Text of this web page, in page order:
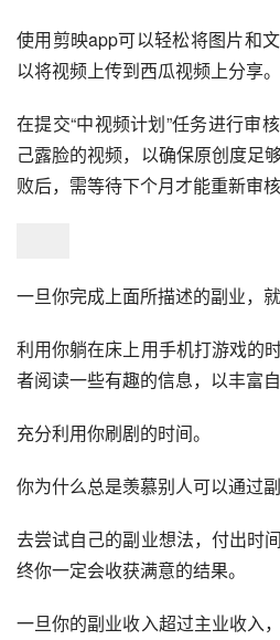
使用剪映app可以轻松将图片和
以将视频上传到西瓜视频上分享。
在提交“中视频计划”任务进行审
己露脸的视频，以确保原创度足
败后，需等待下个月才能重新审核
一旦你完成上面所描述的副业，
利用你躺在床上用手机打游戏的
者阅读一些有趣的信息，以丰富
充分利用你刷剧的时间。
你为什么总是羡慕别人可以通过
去尝试自己的副业想法，付出时
终你一定会收获满意的结果。
一旦你的副业收入超过主业收入